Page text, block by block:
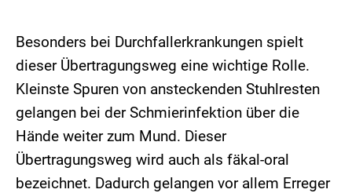
Besonders bei Durchfallerkrankungen spielt
dieser Übertragungsweg eine wichtige Rolle.
Kleinste Spuren von ansteckenden Stuhlresten
gelangen bei der Schmierinfektion über die
Hände weiter zum Mund. Dieser
Übertragungsweg wird auch als fäkal-oral
bezeichnet. Dadurch gelangen vor allem Erreger